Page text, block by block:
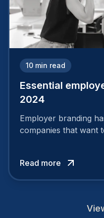
10 min read
Essential
2024
Employer branding
companies that want
attract the best profiles.
Read more